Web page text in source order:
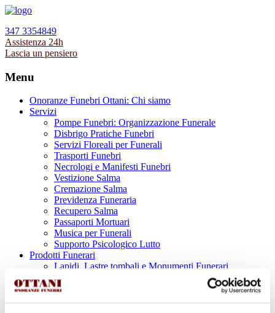
347 3354849
Assistenza 24h
Lascia un pensiero
Menu
Onoranze Funebri Ottani: Chi siamo
Servizi
Pompe Funebri: Organizzazione Funerale
Disbrigo Pratiche Funebri
Servizi Floreali per Funerali
Trasporti Funebri
Necrologi e Manifesti Funebri
Vestizione Salma
Cremazione Salma
Previdenza Funeraria
Recupero Salma
Passaporti Mortuari
Musica per Funerali
Supporto Psicologico Lutto
Prodotti Funerari
Lapidi, Lastre tombali e Monumenti Funerari
Urne Cinerarie
Allestimento Funebre